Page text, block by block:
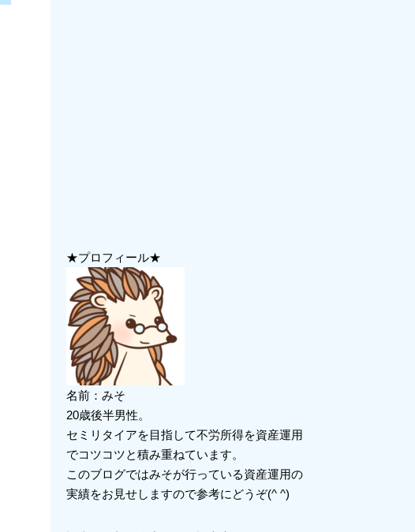
★プロフィール★
名前：みそ
20歳後半男性。
セミリタイアを目指して不労所得を資産運用
でコツコツと積み重ねています。
このブログではみそが行っている資産運用の
実績をお見せしますので参考にどうぞ(^ ^)